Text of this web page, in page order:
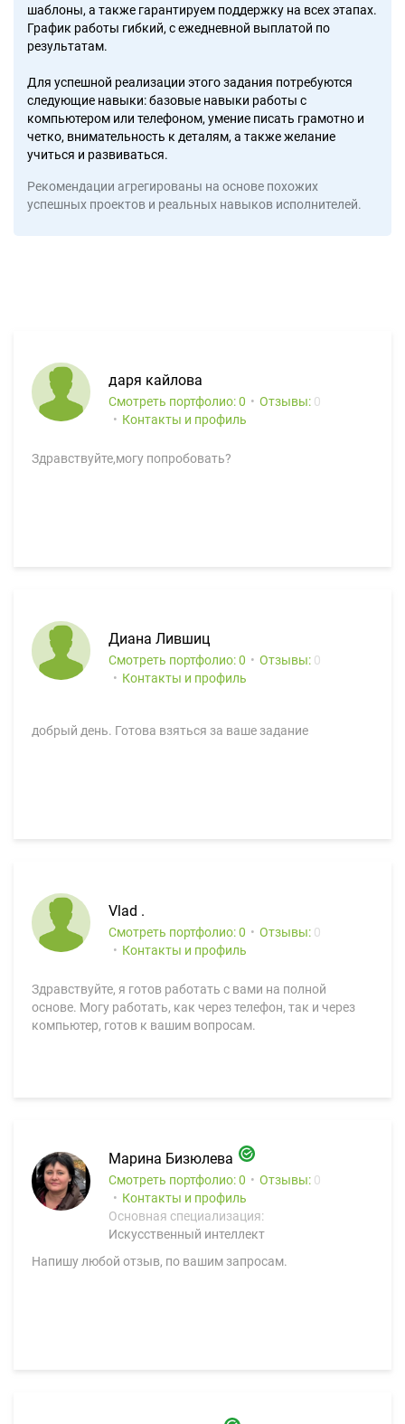
шаблоны, а также гарантируем поддержку на всех этапах.
График работы гибкий, с ежедневной выплатой по
результатам.
Для успешной реализации этого задания потребуются
следующие навыки: базовые навыки работы с
компьютером или телефоном, умение писать грамотно и
четко, внимательность к деталям, а также желание
учиться и развиваться.
Рекомендации агрегированы на основе похожих
успешных проектов и реальных навыков исполнителей.
даря кайлова
Смотреть портфолио: 0 Отзывы: 0
Контакты и профиль
Здравствуйте,могу попробовать?
Диана Лившиц
Смотреть портфолио: 0 Отзывы: 0
Контакты и профиль
добрый день. Готова взяться за ваше задание
Vlad .
Смотреть портфолио: 0 Отзывы: 0
Контакты и профиль
Здравствуйте, я готов работать с вами на полной
основе. Могу работать, как через телефон, так и через
компьютер, готов к вашим вопросам.
Марина Бизюлева
Смотреть портфолио: 0 Отзывы: 0
Контакты и профиль
Основная специализация:
Искусственный интеллект
Напишу любой отзыв, по вашим запросам.